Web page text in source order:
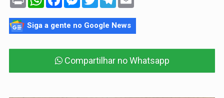
Siga a gente no Google News
Compartilhar no Whatsapp